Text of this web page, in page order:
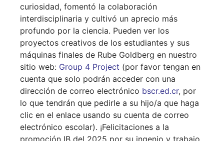
curiosidad, fomentó la colaboración
interdisciplinaria y cultivó un aprecio más
profundo por la ciencia. Pueden ver los
proyectos creativos de los estudiantes y sus
máquinas finales de Rube Goldberg en nuestro
sitio web: Group 4 Project (por favor tengan en
cuenta que solo podrán acceder con una
dirección de correo electrónico bscr.ed.cr, por
lo que tendrán que pedirle a su hijo/a que haga
clic en el enlace usando su cuenta de correo
electrónico escolar). ¡Felicitaciones a la
promoción IB del 2025 por su ingenio y trabajo